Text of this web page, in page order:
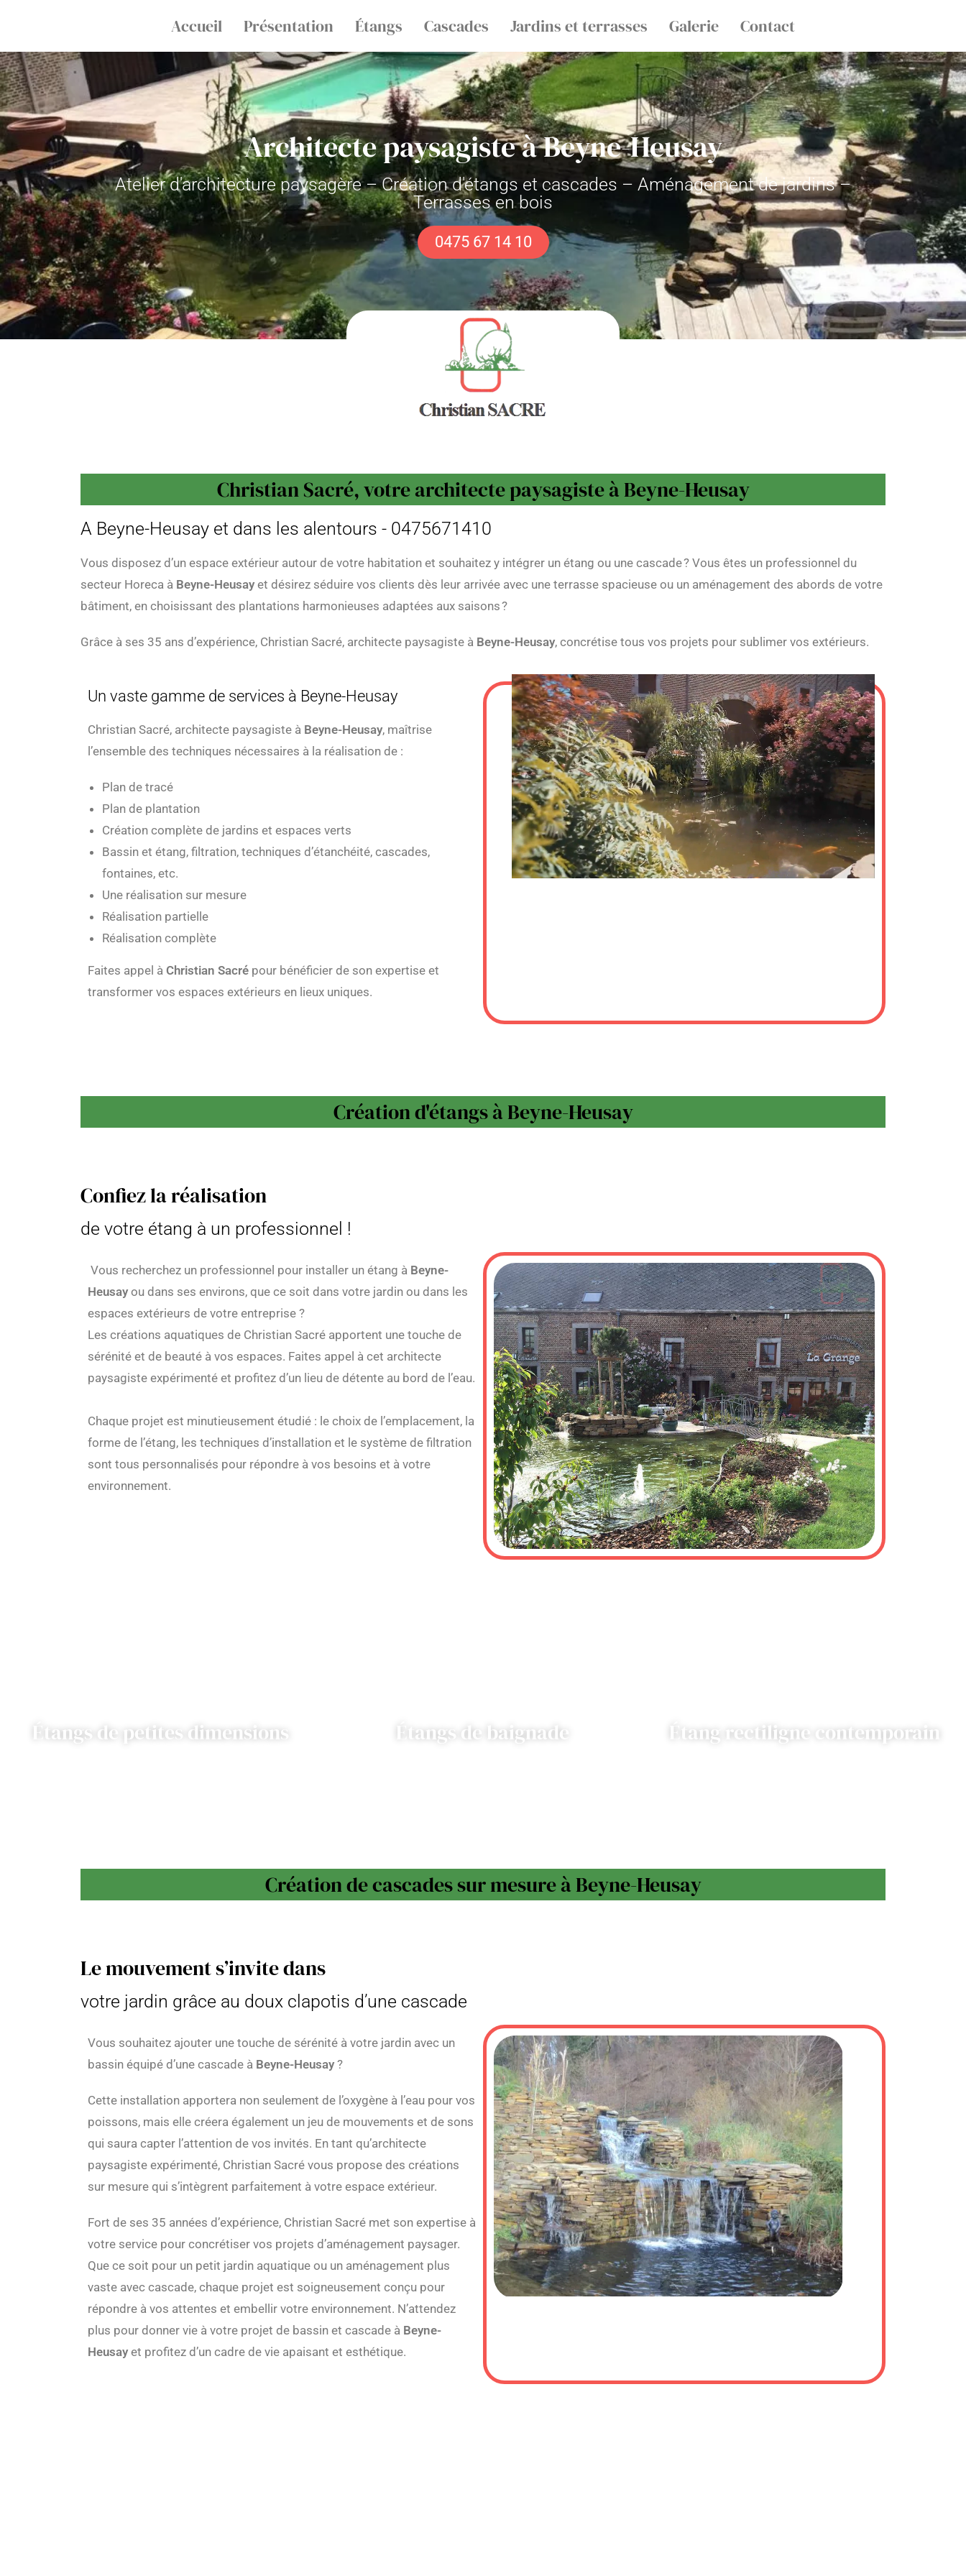
Accueil Présentation Étangs Cascades Jardins et terrasses Galerie Contact
Architecte paysagiste à Beyne-Heusay
Atelier d'architecture paysagère – Création d'étangs et cascades – Aménagement de jardins –
Terrasses en bois
0475 67 14 10
Christian Sacré, votre architecte paysagiste à Beyne-Heusay
A Beyne-Heusay et dans les alentours - 0475671410
Vous disposez d’un espace extérieur autour de votre habitation et souhaitez y intégrer un étang ou une cascade ? Vous êtes un professionnel du
secteur Horeca à Beyne-Heusayet désirez séduire vos clients dès leur arrivée avec une terrasse spacieuse ou un aménagement des abords de votre
bâtiment, en choisissant des plantations harmonieuses adaptées aux saisons ?
Grâce à ses 35 ans d’expérience, Christian Sacré, architecte paysagiste à Beyne-Heusay, concrétise tous vos projets pour sublimer vos extérieurs.
Un vaste gamme de services à Beyne-Heusay
Christian Sacré, architecte paysagiste à Beyne-Heusay, maîtrise
l’ensemble des techniques nécessaires à la réalisation de :
Plan de tracé
Plan de plantation
Création complète de jardins et espaces verts
Bassin et étang, filtration, techniques d’étanchéité, cascades,
fontaines, etc.
Une réalisation sur mesure
Réalisation partielle
Réalisation complète
Faites appel à Christian Sacré pour bénéficier de son expertise et
transformer vos espaces extérieurs en lieux uniques.
Création d'étangs à Beyne-Heusay
Confiez la réalisation
de votre étang à un professionnel !
Vous recherchez un professionnel pour installer un étang à Beyne-
Heusayou dans ses environs, que ce soit dans votre jardin ou dans les
espaces extérieurs de votre entreprise ?
Les créations aquatiques de Christian Sacré apportent une touche de
sérénité et de beauté à vos espaces. Faites appel à cet architecte
paysagiste expérimenté et profitez d’un lieu de détente au bord de l’eau.
Chaque projet est minutieusement étudié : le choix de l’emplacement, la
forme de l’étang, les techniques d’installation et le système de filtration
sont tous personnalisés pour répondre à vos besoins et à votre
environnement.
Étangs de petites dimensions Étangs de baignade Étang rectiligne contemporain
Création de cascades sur mesure à Beyne-Heusay
Le mouvement s’invite dans
votre jardin grâce au doux clapotis d’une cascade
Vous souhaitez ajouter une touche de sérénité à votre jardin avec un
bassin équipé d’une cascade à Beyne-Heusay?
Cette installation apportera non seulement de l’oxygène à l’eau pour vos
poissons, mais elle créera également un jeu de mouvements et de sons
qui saura capter l’attention de vos invités. En tant qu’architecte
paysagiste expérimenté, Christian Sacré vous propose des créations
sur mesure qui s’intègrent parfaitement à votre espace extérieur.
Fort de ses 35 années d’expérience, Christian Sacré met son expertise à
votre service pour concrétiser vos projets d’aménagement paysager.
Que ce soit pour un petit jardin aquatique ou un aménagement plus
vaste avec cascade, chaque projet est soigneusement conçu pour
répondre à vos attentes et embellir votre environnement. N’attendez
plus pour donner vie à votre projet de bassin et cascade à Beyne-
Heusayet profitez d’un cadre de vie apaisant et esthétique.